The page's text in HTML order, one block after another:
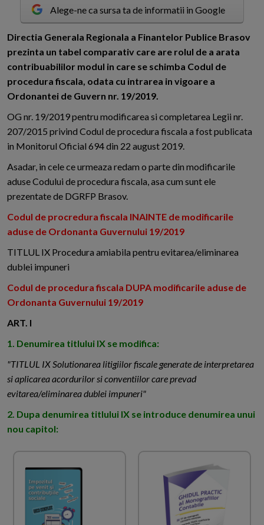
Alege-ne ca sursa ta de informatii in Google
Directia Generala Regionala a Finantelor Publice Brasov
prezinta un tabel comparativ care are rolul de a arata
contribuabililor modul in care se schimba Codul de
procedura fiscala, odata cu intrarea in vigoare a
Ordonantei de Guvern nr. 19/2019.
OG nr. 19/2019 pentru modificarea si completarea Legii nr.
207/2015 privind Codul de procedura fiscala a fost publicata
in Monitorul Oficial 694 din 22 august 2019.
Asadar, in cele ce urmeaza redam o parte din modificarile
aduse Codului de procedura fiscala, asa cum sunt ele
prezentate de DGRFP Brasov.
Codul de procredura fiscala INAINTE de modificarile
aduse de Ordonanta Guvernului 19/2019
TITLUL IX Procedura amiabila pentru evitarea/eliminarea
dublei impuneri
Codul de procedura fiscala DUPA modificarile aduse de
Ordonanta Guvernului 19/2019
ART. I
1. Denumirea titlului IX se modifica:
"TITLUL IX Solutionarea litigiilor fiscale generate de interpretarea
si aplicarea acordurilor si conventiilor care prevad
evitarea/eliminarea dublei impuneri"
2. Dupa denumirea titlului IX se introduce denumirea unui
nou capitol: